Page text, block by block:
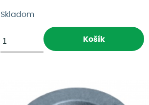
Skladom
Košík